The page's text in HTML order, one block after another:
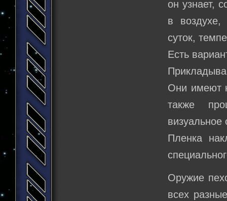
он узнает,
в воздухе,
суток,
Есть
Они имеют
также
визуальное
Пленка
Оружие
всех